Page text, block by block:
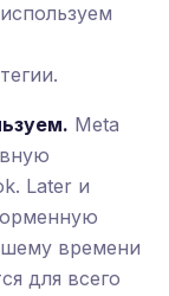
Meta
Later и
времени
для всего